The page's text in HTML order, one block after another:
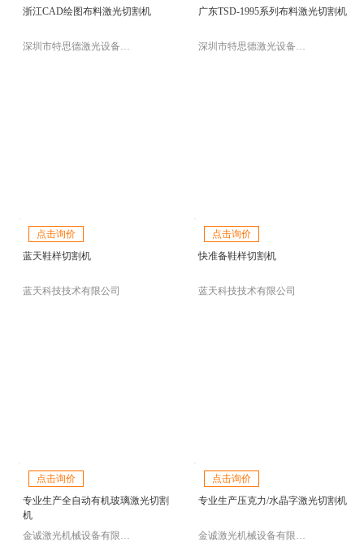
浙江CAD绘图布料激光切割机
深圳市特思德激光设备有限公司
广东TSD-1995系列布料激光切割机
深圳市特思德激光设备有限公司
点击询价
蓝天鞋样切割机
蓝天科技技术有限公司
点击询价
快准备鞋样切割机
蓝天科技技术有限公司
点击询价
专业生产全自动有机玻璃激光切割
机
金诚激光机械设备有限公司
点击询价
专业生产压克力/水晶字激光切割机
金诚激光机械设备有限公司